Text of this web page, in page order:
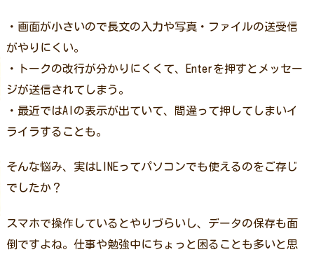
・画面が小さいので長文の入力や写真・ファイルの送受信
がやりにくい。
・トークの改行が分かりにくくて、Enterを押すとメッセー
ジが送信されてしまう。
・最近ではAIの表示が出ていて、間違って押してしまいイ
ライラすることも。
そんな悩み、実はLINEってパソコンでも使えるのをご存じ
でしたか？
スマホで操作しているとやりづらいし、データの保存も面
倒ですよね。仕事や勉強中にちょっと困ることも多いと思